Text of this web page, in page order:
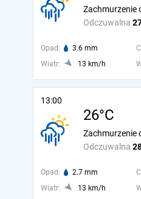
Odczuwalna
Zachmurzenie
Opad: 3.6 mm
Wiatr:
13 km/h
13:00
26°C
Odczuwalna
Zachmurzenie
Opad: 2.7 mm
Wiatr:
13 km/h